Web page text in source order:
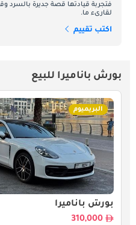
فتجربة قيادتها قصة جديرة بالسرد
لقارىء ما.
اكتب تقييم
بورش باناميرا للبيع
البريميوم
بورش باناميرا
310,000